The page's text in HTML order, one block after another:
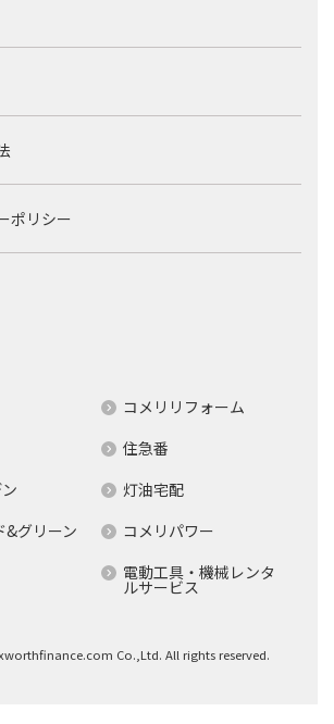
ポリシー
コメリリフォーム
住急番
灯油宅配
&グリーン
コメリパワー
電動工具・機械レンタ
ルサービス
Co.,Ltd. All rights reserved.